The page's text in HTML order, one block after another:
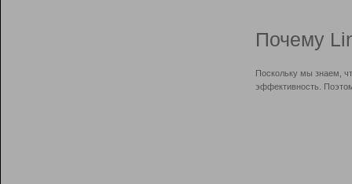
Почему
Поскольку мы знаем,
эффективность.